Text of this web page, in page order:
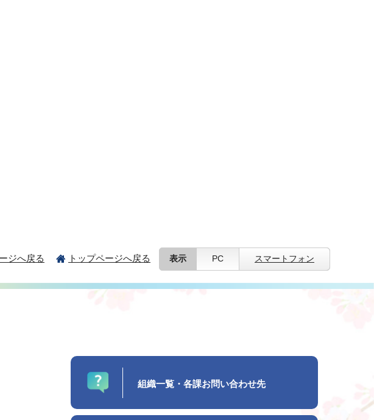
ジへ戻る トップページへ戻る 表示 PC スマートフォン
組織一覧・各課お問い合わせ先